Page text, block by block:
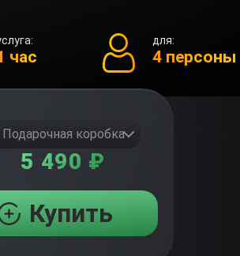
час
для:
4 персоны
Подарочная коробка
5 490 ₽
Купить